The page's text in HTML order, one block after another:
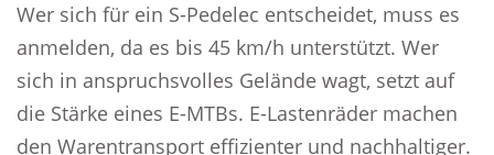
Wer sich für ein S-Pedelec entscheidet, muss es
anmelden, da es bis 45 km/h unterstützt. Wer
sich in anspruchsvolles Gelände wagt, setzt auf
die Stärke eines E-MTBs. E-Lastenräder machen
den Warentransport effizienter und nachhaltiger.